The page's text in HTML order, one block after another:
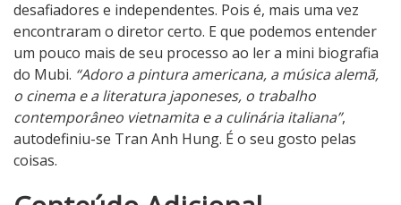
desafiadores e independentes. Pois é, mais uma vez
encontraram o diretor certo. E que podemos entender
um pouco mais de seu processo ao ler a mini biografia
do Mubi. “Adoro a pintura americana, a música alemã,
o cinema e a literatura japoneses, o trabalho
contemporâneo vietnamita e a culinária italiana”,
autodefiniu-se Tran Anh Hung. É o seu gosto pelas
coisas.